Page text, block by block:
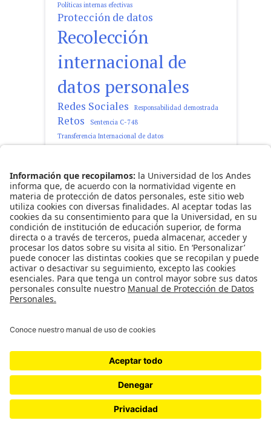
Políticas internas efectivas
Protección de datos
Recolección
internacional de
datos personales
Redes Sociales Responsabilidad demostrada
Retos
Sentencia C-748
Transferencia Internacional de datos
Observatorio Ciro Angarita Barón -
Universidad de los Andes | Vigilada Mineducación
del 30 de mayo de 1964.
Reconocimiento personería jurídica: Resolución
28 del 23 de febrero de 1949 Minjusticia.
Proudly powered by WordPress|
Theme: x-magazine by